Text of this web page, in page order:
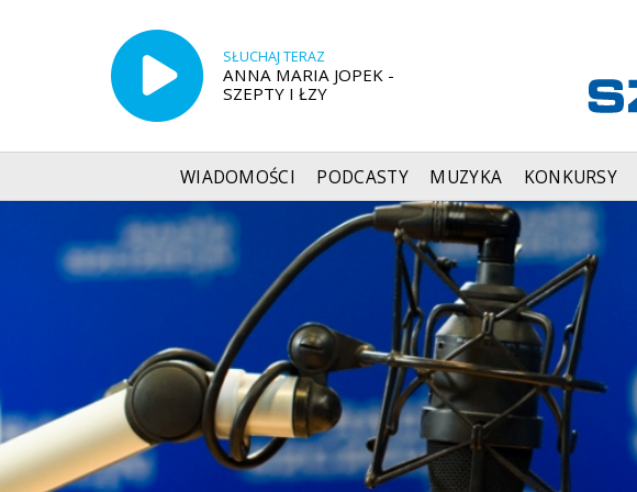
SŁUCHAJ TERAZ
ANNA MARIA JOPEK -
SZEPTY I ŁZY
WIADOMOŚCI PODCASTY MUZYKA KONKURSY